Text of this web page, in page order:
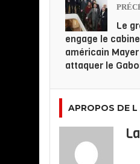
Le
engage le
américain
attaquer le
APROPOS DE L